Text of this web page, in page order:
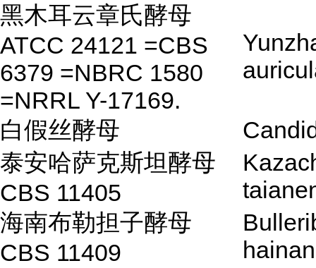
黑木耳云章氏酵母
ATCC 24121 =CBS
6379 =NBRC 1580
=NRRL Y-17169.
白假丝酵母
泰安哈萨克斯坦酵母
CBS 11405
海南布勒担子酵母
CBS 11409